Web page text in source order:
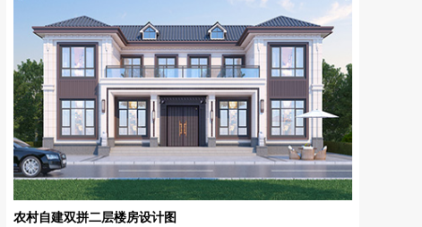
农村自建双拼二层楼房设计图